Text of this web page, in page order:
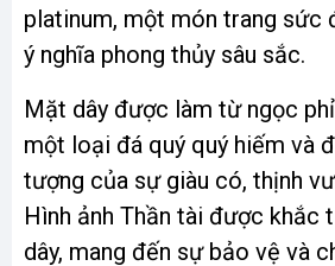
platinum, một món trang sức
ý nghĩa phong thủy sâu sắc.
Mặt dây được làm từ ngọc
một loại đá quý quý hiếm và
tượng của sự giàu có, thịnh
Hình ảnh Thần tài được khắc
dây, mang đến sự bảo vệ và